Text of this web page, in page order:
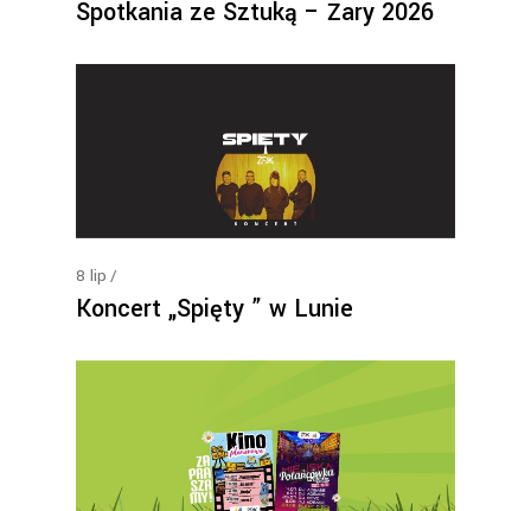
Spotkania ze Sztuką – Żary 2026
8 lip
Koncert „Spięty ” w Lunie